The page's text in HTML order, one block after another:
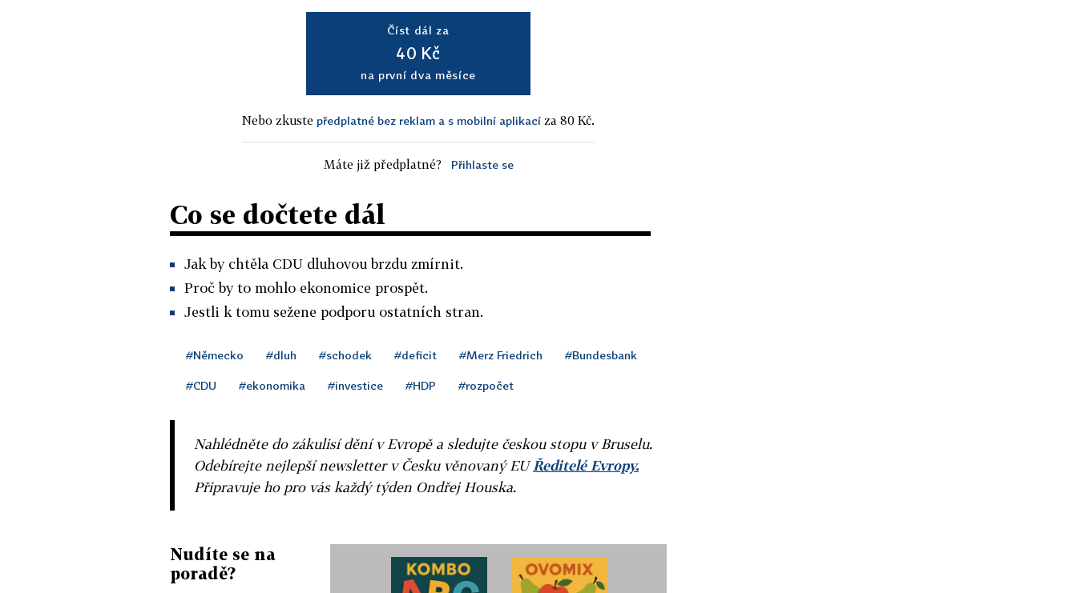
Číst dál za
40 Kč
na první dva měsíce
Nebo zkuste předplatné bez reklam a s mobilní aplikací za 80 Kč.
Máte již předplatné? Přihlaste se
Co se dočtete dál
Jak by chtěla CDU dluhovou brzdu zmírnit.
Proč by to mohlo ekonomice prospět.
Jestli k tomu sežene podporu ostatních stran.
#Německo #dluh #schodek #deficit #Merz Friedrich #Bundesbank
#CDU #ekonomika #investice #HDP #rozpočet
Nahlédněte do zákulisí dění v Evropě a sledujte českou stopu v Bruselu.
Odebírejte nejlepší newsletter v Česku věnovaný EUŘeditelé Evropy.
Připravuje ho pro vás každý týden Ondřej Houska.
Nudíte se na
poradě?